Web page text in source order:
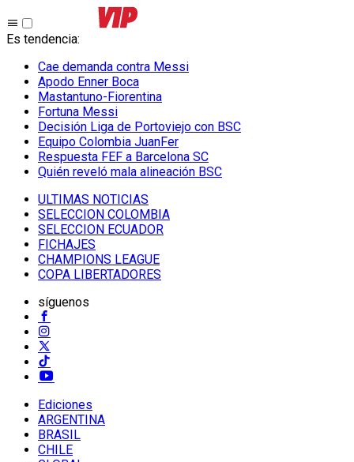
Es tendencia:
Cae demanda contra Messi
Apodo Enner Boca
Mastantuno-Fiorentina
Fortuna Messi
Decisión Liga de Portoviejo con BSC
Equipo Colombia JuanFer
Respuesta FEF a Barcelona SC
Quién reveló mala alineación BSC
ULTIMAS NOTICIAS
SELECCION COLOMBIA
SELECCION ECUADOR
FICHAJES
CHAMPIONS LEAGUE
COPA LIBERTADORES
síguenos
Ediciones
ARGENTINA
BRASIL
CHILE